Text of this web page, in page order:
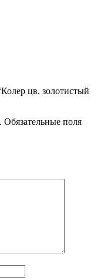
цв. золотистый
Обязательные поля